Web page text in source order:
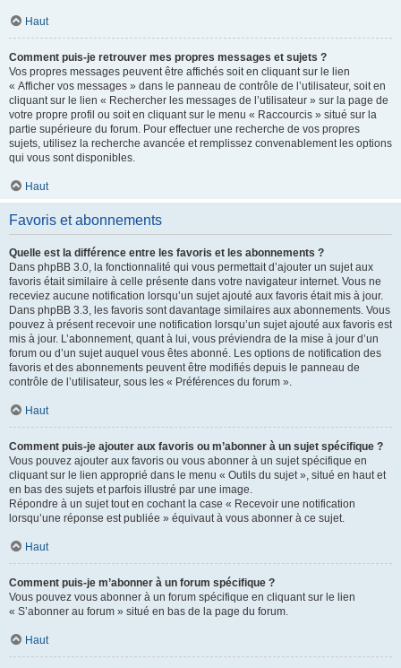
Haut
Comment puis-je retrouver mes propres messages et sujets ?
Vos propres messages peuvent être affichés soit en cliquant sur le lien
« Afficher vos messages » dans le panneau de contrôle de l’utilisateur, soit en
cliquant sur le lien « Rechercher les messages de l’utilisateur » sur la page de
votre propre profil ou soit en cliquant sur le menu « Raccourcis » situé sur la
partie supérieure du forum. Pour effectuer une recherche de vos propres
sujets, utilisez la recherche avancée et remplissez convenablement les options
qui vous sont disponibles.
Haut
Favoris et abonnements
Quelle est la différence entre les favoris et les abonnements ?
Dans phpBB 3.0, la fonctionnalité qui vous permettait d’ajouter un sujet aux
favoris était similaire à celle présente dans votre navigateur internet. Vous ne
receviez aucune notification lorsqu’un sujet ajouté aux favoris était mis à jour.
Dans phpBB 3.3, les favoris sont davantage similaires aux abonnements. Vous
pouvez à présent recevoir une notification lorsqu’un sujet ajouté aux favoris est
mis à jour. L’abonnement, quant à lui, vous préviendra de la mise à jour d’un
forum ou d’un sujet auquel vous êtes abonné. Les options de notification des
favoris et des abonnements peuvent être modifiés depuis le panneau de
contrôle de l’utilisateur, sous les « Préférences du forum ».
Haut
Comment puis-je ajouter aux favoris ou m’abonner à un sujet spécifique ?
Vous pouvez ajouter aux favoris ou vous abonner à un sujet spécifique en
cliquant sur le lien approprié dans le menu « Outils du sujet », situé en haut et
en bas des sujets et parfois illustré par une image.
Répondre à un sujet tout en cochant la case « Recevoir une notification
lorsqu’une réponse est publiée » équivaut à vous abonner à ce sujet.
Haut
Comment puis-je m’abonner à un forum spécifique ?
Vous pouvez vous abonner à un forum spécifique en cliquant sur le lien
« S’abonner au forum » situé en bas de la page du forum.
Haut